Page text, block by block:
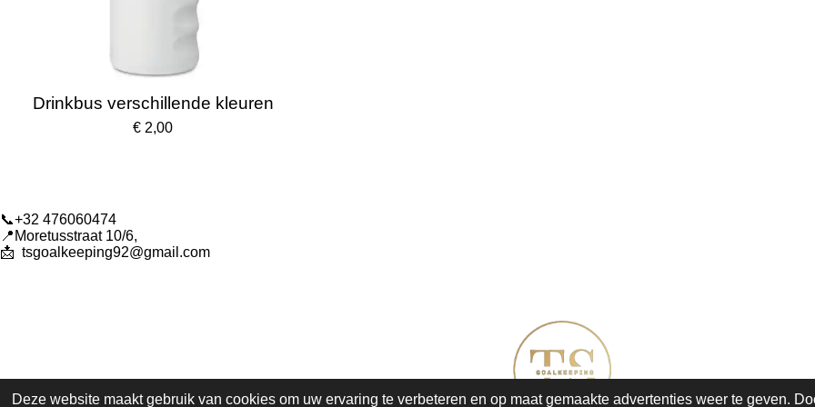
Deze website maakt gebruik van cookies om uw ervaring te verbeteren en op maat gemaakte advertenties weer te geven.
Drinkbus verschillende kleuren
€ 2,00
📞+32 476060474
📍Moretusstraat 10/6,
📩 tsgoalkeeping92@gmail.com